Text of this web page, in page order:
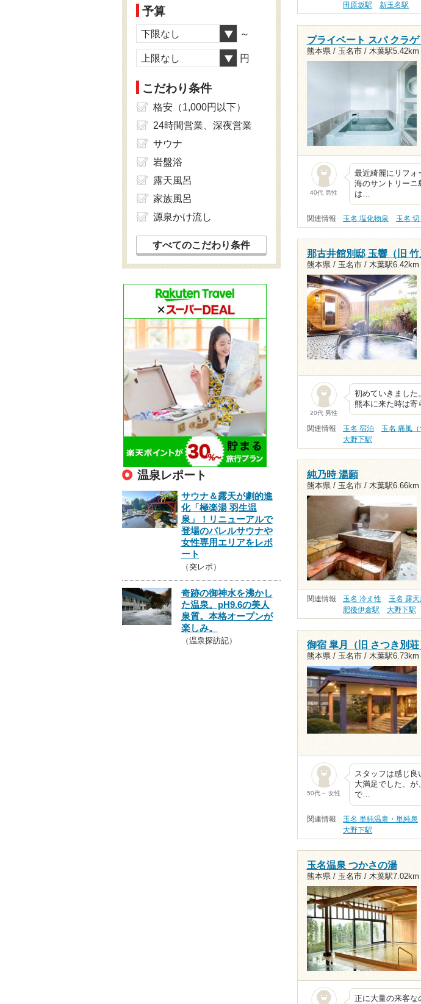
田原坂駅
新玉名駅
プライベート スパ クラゲ
熊本県 / 玉名市 / 木葉駅5.42km
40代 男性
最近綺麗にリフォ
海のサントリーニ
は…
関連情報 玉名 塩化物泉 玉名
那古井館別邸 玉響（旧 竹
熊本県 / 玉名市 / 木葉駅6.42km
20代 男性
初めていきました
熊本に来た時は寄
関連情報 玉名 宿泊 玉名 痛風（
大野下駅
純乃時 湯願
熊本県 / 玉名市 / 木葉駅6.66km
関連情報 玉名 冷え性 玉名 露
肥後伊倉駅
大野下駅
御宿 皐月（旧 さつき別荘
熊本県 / 玉名市 / 木葉駅6.73km
50代～ 女性
スタッフは感じ良
大満足でした、
で…
関連情報 玉名 単純温泉・単純泉
大野下駅
玉名温泉 つかさの湯
熊本県 / 玉名市 / 木葉駅7.02km
正に大量の来客
予算
下限なし ～
上限なし 円
こだわり条件
格安（1,000円以下）
24時間営業、深夜営業
サウナ
岩盤浴
露天風呂
家族風呂
源泉かけ流し
すべてのこだわり条件
温泉レポート
サウナ＆露天が劇的進
化「極楽湯 羽生温
泉」！リニューアルで
登場のバレルサウナや
女性専用エリアをレポ
ート
（突レポ）
奇跡の御神水を沸かし
た温泉。pH9.6の美人
泉質。本格オープンが
楽しみ。
（温泉探訪記）